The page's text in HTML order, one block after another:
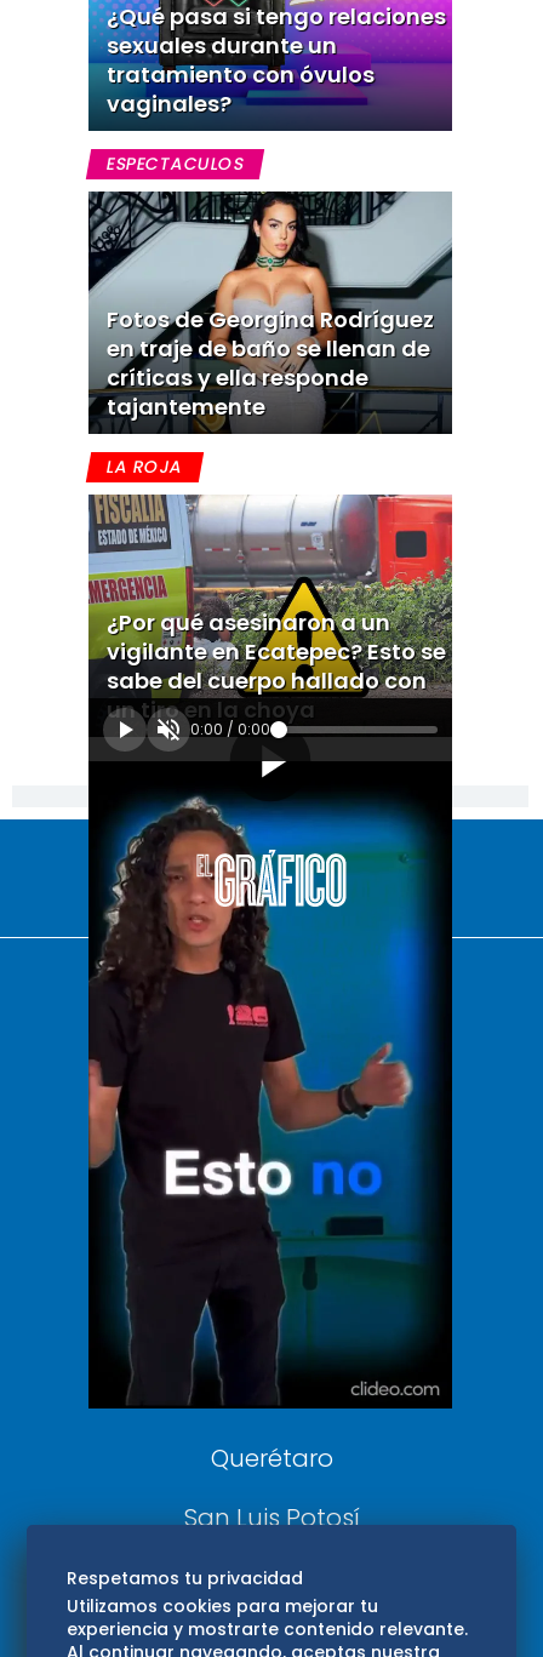
¿Qué pasa si tengo relaciones
sexuales durante un
tratamiento con óvulos
vaginales?
ESPECTACULOS
Fotos de Georgina Rodríguez
en traje de baño se llenan de
críticas y ella responde
tajantemente
LA ROJA
¿Por qué asesinaron a un
vigilante en Ecatepec? Esto se
sabe del cuerpo hallado con
un tiro en la choya
0:00 / 0:00
[Publicidad]
El Universal
Vive USA
Clase
De 10 sports
DeDinero
Confabulario
Aviso Oportuno
Consultas
Querétaro
San Luis Potosí
Edomex
Consultas
Respetamos tu privacidad
Utilizamos cookies para mejorar tu
experiencia y mostrarte contenido relevante.
Al continuar navegando, aceptas nuestra